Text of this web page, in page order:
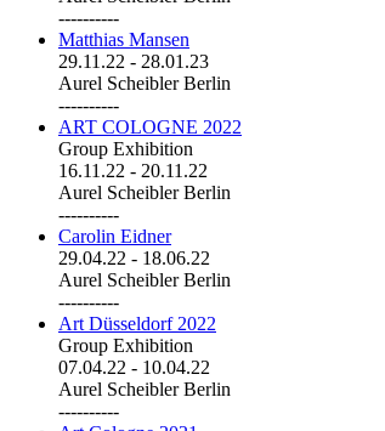
----------
Matthias Mansen
29.11.22 - 28.01.23
Aurel Scheibler Berlin
----------
ART COLOGNE 2022
Group Exhibition
16.11.22 - 20.11.22
Aurel Scheibler Berlin
----------
Carolin Eidner
29.04.22 - 18.06.22
Aurel Scheibler Berlin
----------
Art Düsseldorf 2022
Group Exhibition
07.04.22 - 10.04.22
Aurel Scheibler Berlin
----------